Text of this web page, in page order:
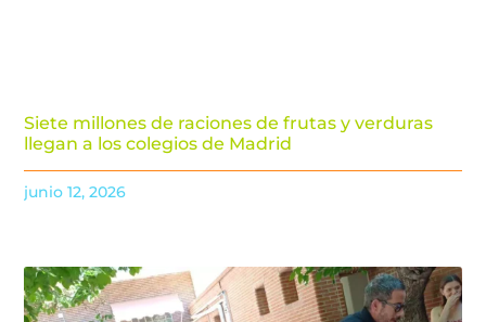
Siete millones de raciones de frutas y verduras
llegan a los colegios de Madrid
junio 12, 2026